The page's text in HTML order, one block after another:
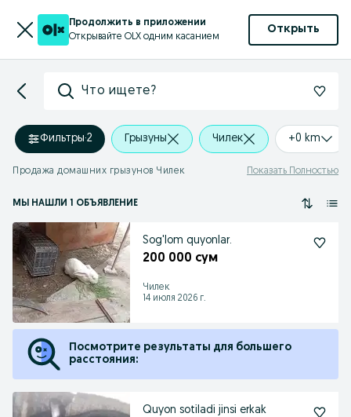
Продолжить в приложении
Открывайте OLX одним касанием
Открыть
Что ищете?
Фильтры·2 Грызуны Чилек +0 km
Продажа домашних грызунов Чилек Показать Полностью
МЫ НАШЛИ 1 ОБЪЯВЛЕНИЕ
Sog'lom quyonlar.
200 000 сум
Чилек
14 июля 2026 г.
Посмотрите результаты для большего
расстояния:
Quyon sotiladi jinsi erkak